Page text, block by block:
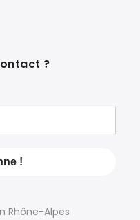
?
Rhône-Alpes